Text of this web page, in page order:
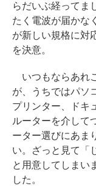
らだいぶ経ってま
たく電波が届かな
が新しい規格に対
を決意。
いつもならあれ
が、うちではパソ
プリンター、ドキ
ルーターを介して
ーター選びにあま
い。ざっと見て「
と用意してしまい
した。